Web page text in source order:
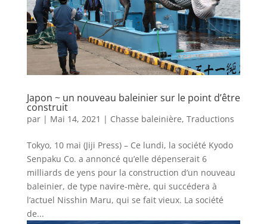
Japon ~ un nouveau baleinier sur le point d’être
construit
par | Mai 14, 2021 | Chasse baleinière, Traductions
Tokyo, 10 mai (Jiji Press) – Ce lundi, la société Kyodo
Senpaku Co. a annoncé qu’elle dépenserait 6
milliards de yens pour la construction d’un nouveau
baleinier, de type navire-mère, qui succédera à
l’actuel Nisshin Maru, qui se fait vieux. La société
de...